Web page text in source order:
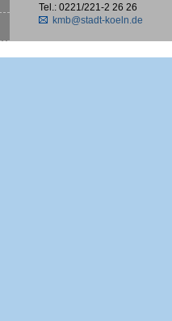
Tel.: 0221/221-2 26 26
kmb@stadt-koeln.de